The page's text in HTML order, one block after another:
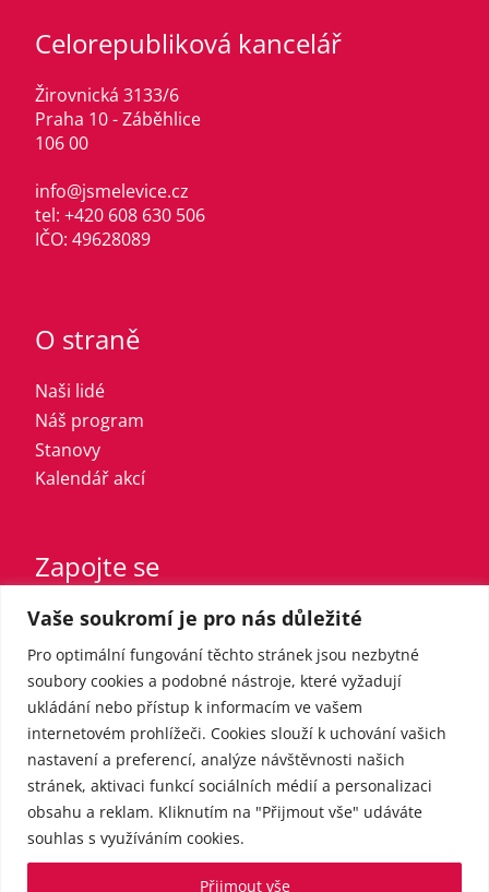
Vaše soukromí je pro nás důležité
Pro optimální fungování těchto stránek jsou nezbytné
soubory cookies a podobné nástroje, které vyžadují
ukládání nebo přístup k informacím ve vašem
internetovém prohlížeči. Cookies slouží k uchování vašich
nastavení a preferencí, analýze návštěvnosti našich
stránek, aktivaci funkcí sociálních médií a personalizaci
obsahu a reklam. Kliknutím na "Přijmout vše" udáváte
souhlas s využíváním cookies.
Přijmout vše
Celorepubliková kancelář
Žirovnická 3133/6
Praha 10 - Záběhlice
106 00
info@jsmelevice.cz
tel: +420 608 630 506
IČO: 49628089
O straně
Naši lidé
Náš program
Stanovy
Kalendář akcí
Zapojte se
Vstupte do strany
Registrovaný sympatizant
Přispějte finančně
Pro média
Kontakt
Tiskové zprávy